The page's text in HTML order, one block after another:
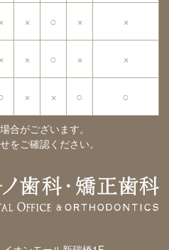
× × ○ × ×
× × ○ × ×
× × ○ ○
合がございます。
をご確認ください。